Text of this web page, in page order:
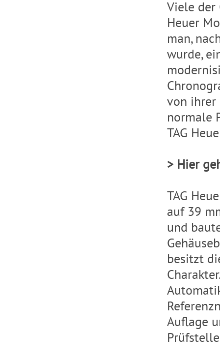
Viele der
Heuer
man,
wurde,
von ihrer
normale
TAG
> Hier
TAG
auf 39
und
besitzt
Auflage